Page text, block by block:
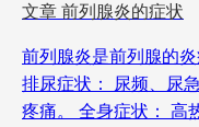
文章 前列腺炎的症状
前列腺炎是前列腺的
排尿症状： 尿频、尿
疼痛。 全身症状： 高